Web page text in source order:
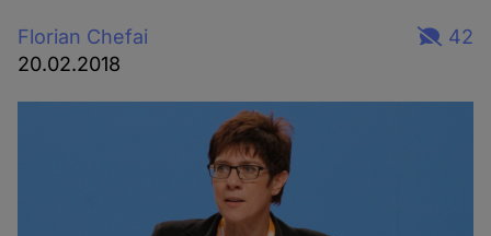
Florian Chefai
20.02.2018
42